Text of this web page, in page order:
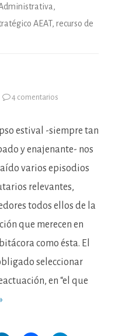
,
AEAT, recurso de
4 comentarios
discrepo
estival -siempre tan
y enajenante- nos
varios episodios
relevantes,
todos ellos de la
que merecen en
como ésta. El
seleccionar
en “el que